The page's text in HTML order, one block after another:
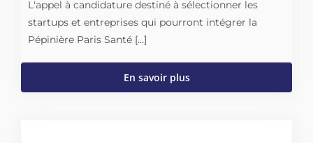
L'appel à candidature destiné à sélectionner les
startups et entreprises qui pourront intégrer la
Pépinière Paris Santé [...]
En savoir plus